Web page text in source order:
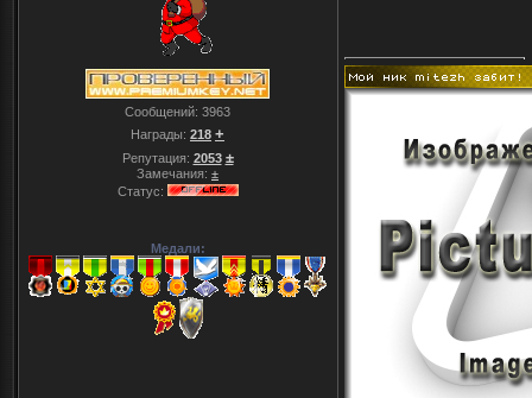
Сообщений: 3963
Награды: 218 +
Репутация: 2053 ±
Замечания: ±
Статус:
Медали: